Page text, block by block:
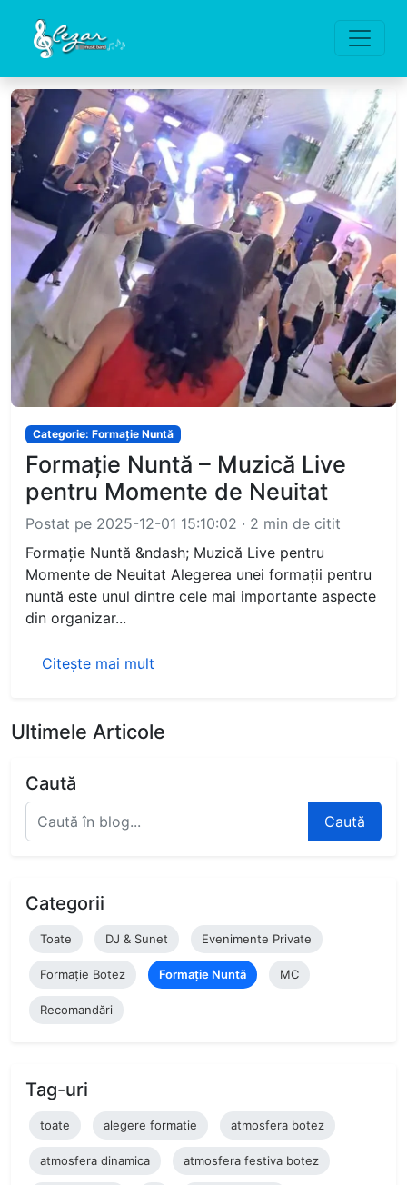
Categorie: Formație Nuntă
Formație Nuntă – Muzică Live
pentru Momente de Neuitat
Postat pe 2025-12-01 15:10:02 · 2 min de citit
Formație Nuntă &ndash; Muzică Live pentru
Momente de Neuitat Alegerea unei formații pentru
nuntă este unul dintre cele mai importante aspecte
din organizar...
Citește mai mult
Ultimele Articole
Caută
Caută
Categorii
Toate DJ & Sunet Evenimente Private
Formație Botez Formație Nuntă MC
Recomandări
Tag-uri
toate alegere formatie atmosfera botez
atmosfera dinamica atmosfera festiva botez